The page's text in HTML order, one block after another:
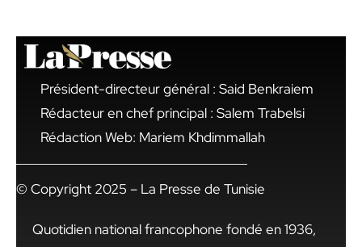
Président-directeur général : Said Benkraiem
Rédacteur en chef principal : Salem Trabelsi
Rédaction Web: Mariem Khdimmallah
© Copyright 2025 – La Presse de Tunisie
Quotidien national francophone fondé en 1936,